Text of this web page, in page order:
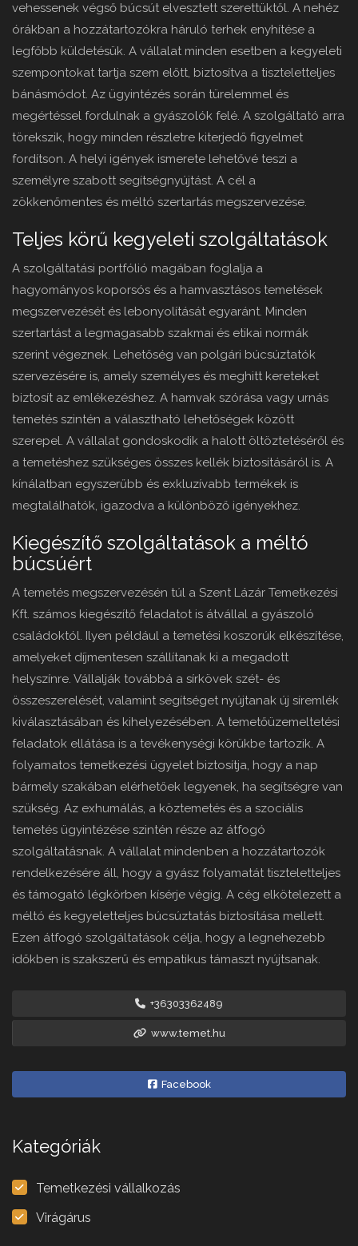
vehessenek végső búcsút elvesztett szerettüktől. A nehéz
órákban a hozzátartozókra háruló terhek enyhítése a
legfőbb küldetésük. A vállalat minden esetben a kegyeleti
szempontokat tartja szem előtt, biztosítva a tiszteletteljes
bánásmódot. Az ügyintézés során türelemmel és
megértéssel fordulnak a gyászolók felé. A szolgáltató arra
törekszik, hogy minden részletre kiterjedő figyelmet
fordítson. A helyi igények ismerete lehetővé teszi a
személyre szabott segítségnyújtást. A cél a
zökkenőmentes és méltó szertartás megszervezése.
Teljes körű kegyeleti szolgáltatások
A szolgáltatási portfólió magában foglalja a
hagyományos koporsós és a hamvasztásos temetések
megszervezését és lebonyolítását egyaránt. Minden
szertartást a legmagasabb szakmai és etikai normák
szerint végeznek. Lehetőség van polgári búcsúztatók
szervezésére is, amely személyes és meghitt kereteket
biztosít az emlékezéshez. A hamvak szórása vagy urnás
temetés szintén a választható lehetőségek között
szerepel. A vállalat gondoskodik a halott öltöztetéséről és
a temetéshez szükséges összes kellék biztosításáról is. A
kínálatban egyszerűbb és exkluzívabb termékek is
megtalálhatók, igazodva a különböző igényekhez.
Kiegészítő szolgáltatások a méltó
búcsúért
A temetés megszervezésén túl a Szent Lázár Temetkezési
Kft. számos kiegészítő feladatot is átvállal a gyászoló
családoktól. Ilyen például a temetési koszorúk elkészítése,
amelyeket díjmentesen szállítanak ki a megadott
helyszínre. Vállalják továbbá a sírkövek szét- és
összeszerelését, valamint segítséget nyújtanak új síremlék
kiválasztásában és kihelyezésében. A temetőüzemeltetési
feladatok ellátása is a tevékenységi körükbe tartozik. A
folyamatos temetkezési ügyelet biztosítja, hogy a nap
bármely szakában elérhetőek legyenek, ha segítségre van
szükség. Az exhumálás, a köztemetés és a szociális
temetés ügyintézése szintén része az átfogó
szolgáltatásnak. A vállalat mindenben a hozzátartozók
rendelkezésére áll, hogy a gyász folyamatát tiszteletteljes
és támogató légkörben kísérje végig. A cég elkötelezett a
méltó és kegyeletteljes búcsúztatás biztosítása mellett.
Ezen átfogó szolgáltatások célja, hogy a legnehezebb
időkben is szakszerű és empatikus támaszt nyújtsanak.
+36303362489
www.temet.hu
Facebook
Kategóriák
Temetkezési vállalkozás
Virágárus